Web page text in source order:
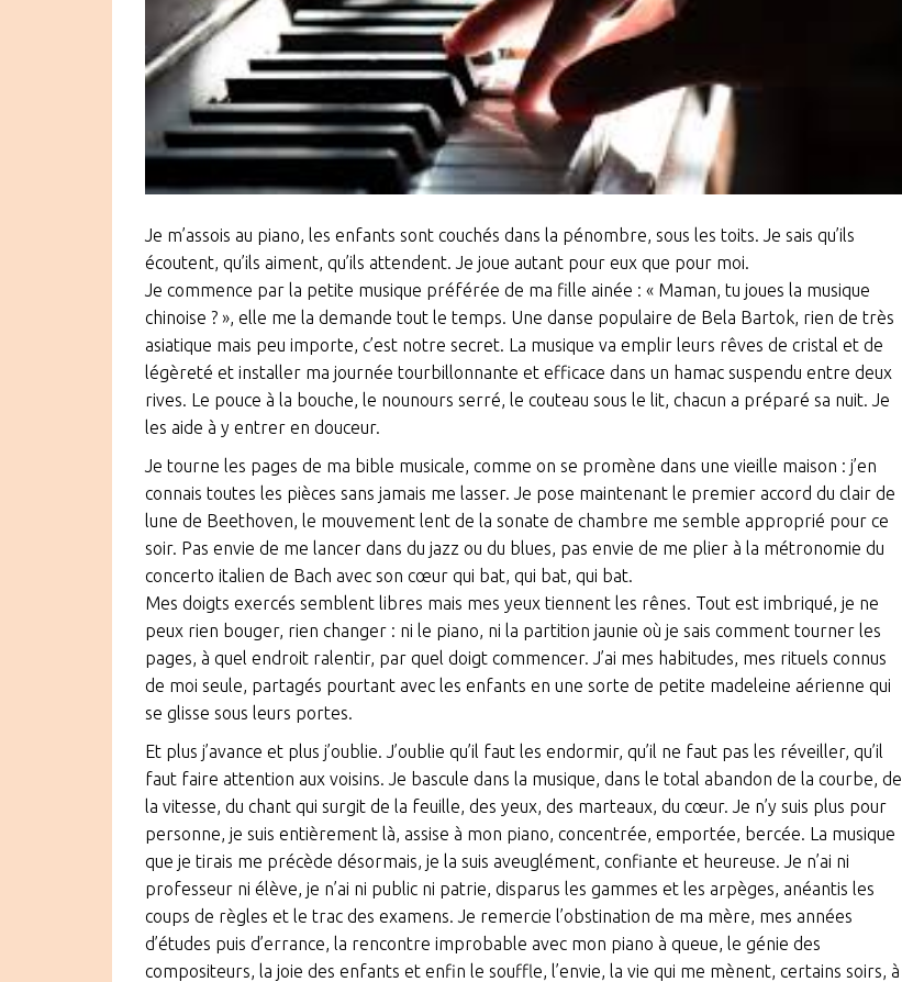
Je m’assois au piano, les enfants sont couchés dans la pénombre, sous les toits. Je sais qu’ils
écoutent, qu’ils aiment, qu’ils attendent. Je joue autant pour eux que pour moi.
Je commence par la petite musique préférée de ma fille ainée : « Maman, tu joues la musique
chinoise ? », elle me la demande tout le temps. Une danse populaire de Bela Bartok, rien de très
asiatique mais peu importe, c’est notre secret. La musique va emplir leurs rêves de cristal et de
légèreté et installer ma journée tourbillonnante et efficace dans un hamac suspendu entre deux
rives. Le pouce à la bouche, le nounours serré, le couteau sous le lit, chacun a préparé sa nuit. Je
les aide à y entrer en douceur.
Je tourne les pages de ma bible musicale, comme on se promène dans une vieille maison : j’en
connais toutes les pièces sans jamais me lasser. Je pose maintenant le premier accord du clair de
lune de Beethoven, le mouvement lent de la sonate de chambre me semble approprié pour ce
soir. Pas envie de me lancer dans du jazz ou du blues, pas envie de me plier à la métronomie du
concerto italien de Bach avec son cœur qui bat, qui bat, qui bat.
Mes doigts exercés semblent libres mais mes yeux tiennent les rênes. Tout est imbriqué, je ne
peux rien bouger, rien changer : ni le piano, ni la partition jaunie où je sais comment tourner les
pages, à quel endroit ralentir, par quel doigt commencer. J’ai mes habitudes, mes rituels connus
de moi seule, partagés pourtant avec les enfants en une sorte de petite madeleine aérienne qui
se glisse sous leurs portes.
Et plus j’avance et plus j’oublie. J’oublie qu’il faut les endormir, qu’il ne faut pas les réveiller, qu’il
faut faire attention aux voisins. Je bascule dans la musique, dans le total abandon de la courbe, de
la vitesse, du chant qui surgit de la feuille, des yeux, des marteaux, du cœur. Je n’y suis plus pour
personne, je suis entièrement là, assise à mon piano, concentrée, emportée, bercée. La musique
que je tirais me précède désormais, je la suis aveuglément, confiante et heureuse. Je n’ai ni
professeur ni élève, je n’ai ni public ni patrie, disparus les gammes et les arpèges, anéantis les
coups de règles et le trac des examens. Je remercie l’obstination de ma mère, mes années
d’études puis d’errance, la rencontre improbable avec mon piano à queue, le génie des
compositeurs, la joie des enfants et enfin le souffle, l’envie, la vie qui me mènent, certains soirs, à